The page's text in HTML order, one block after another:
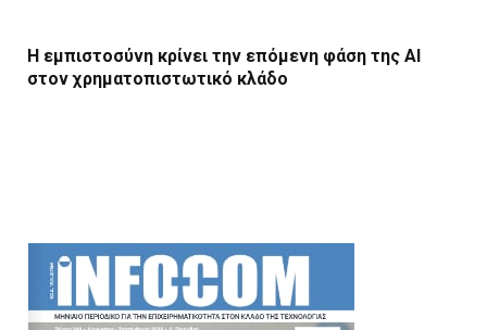
Η εμπιστοσύνη κρίνει την επόμενη φάση της AI
στον χρηματοπιστωτικό κλάδο